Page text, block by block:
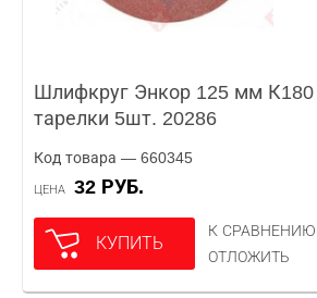
Шлифкруг Энкор 125 мм К180
тарелки 5шт. 20286
Код товара — 660345
ЦЕНА 32 РУБ.
КУПИТЬ
К СРАВНЕНИЮ
ОТЛОЖИТЬ